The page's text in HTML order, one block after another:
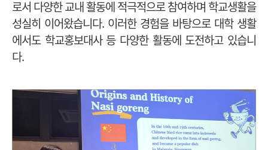
로서 다양한 교내 활동에 적극적으로 참여하며 학교생활을
성실히 이어왔습니다. 이러한 경험을 바탕으로 대학 생활
에서도 학교홍보대사 등 다양한 활동에 도전하고 있습니
다.